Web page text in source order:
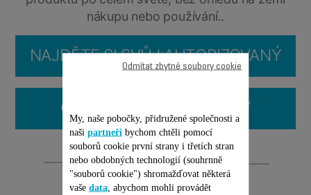
nákupu nebo používání..
NAJDĚTE SI SVŮJ AUTORIZOVANÝ
SERVIS
ČASTO KLADENÉ OTÁZKY
Opravitelnost
My, naše pobočky, přidružené společnosti a
naši partneři bychom chtěli pomocí
souborů cookie první strany i třetích stran
nebo obdobných technologií (souhrnně
"souborů cookie") shromažďovat některá
vaše data, abychom mohli provádět
Odmítat zbytné soubory cookie